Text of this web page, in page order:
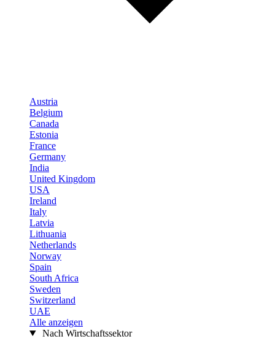
Austria
Belgium
Canada
Estonia
France
Germany
India
United Kingdom
USA
Ireland
Italy
Latvia
Lithuania
Netherlands
Norway
Spain
South Africa
Sweden
Switzerland
UAE
Alle anzeigen
Nach Wirtschaftssektor